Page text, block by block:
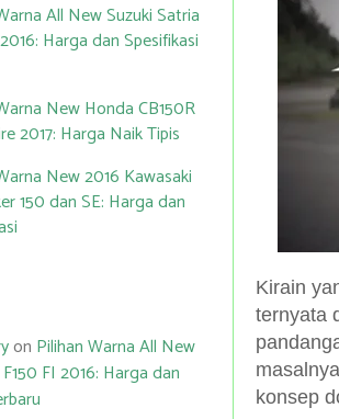
Kirain
ternyata
konsep
All New Suzuki Satria
Harga dan Spesifikasi
New Honda CB150R
2017: Harga Naik Tipis
New 2016 Kawasaki
150 dan SE: Harga dan
on Pilihan Warna All New
FI 2016: Harga dan